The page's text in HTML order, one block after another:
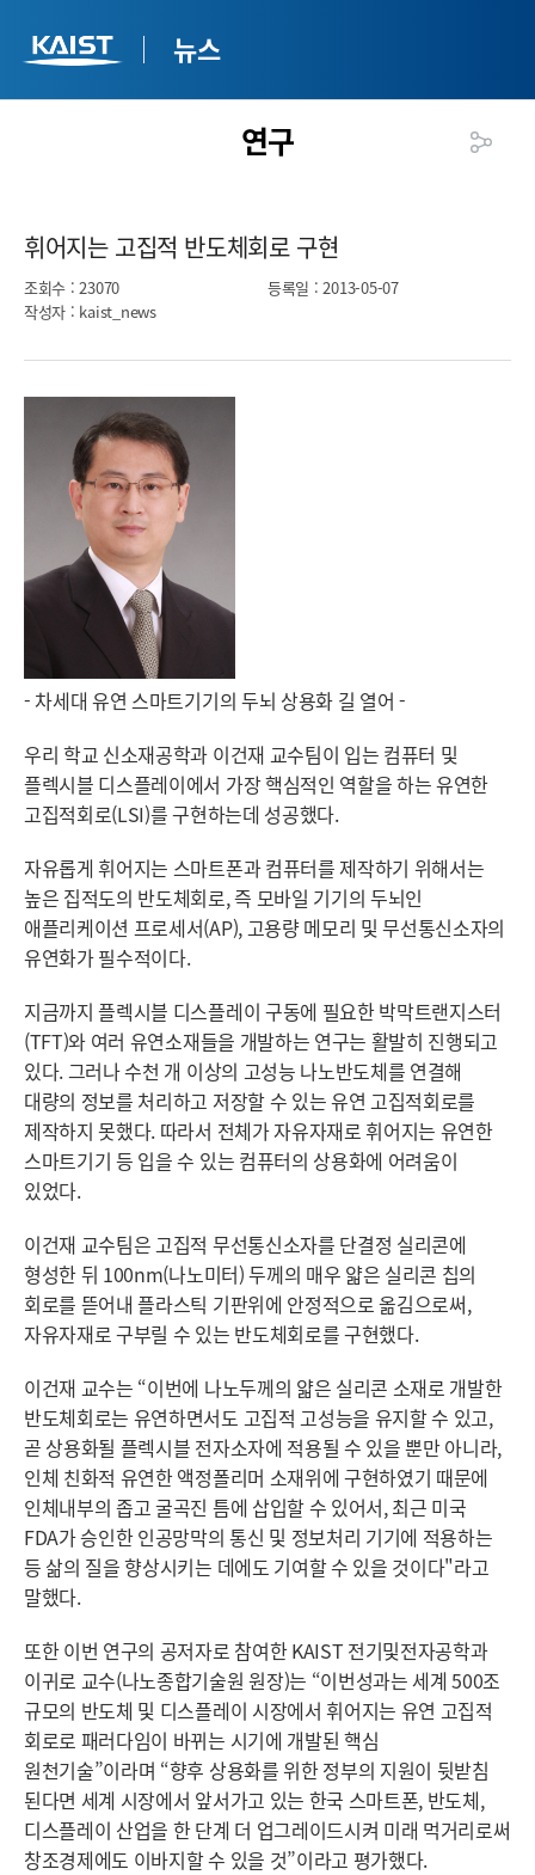
뉴스
연구
휘어지는 고집적 반도체회로 구현​
조회수 : 23070 등록일 : 2013-05-07
작성자 : kaist_news
- 차세대 유연 스마트기기의 두뇌 상용화 길 열어 -
우리 학교 신소재공학과 이건재 교수팀이 입는 컴퓨터 및
플렉시블 디스플레이에서 가장 핵심적인 역할을 하는 유연한
고집적회로(LSI)를 구현하는데 성공했다.
자유롭게 휘어지는 스마트폰과 컴퓨터를 제작하기 위해서는
높은 집적도의 반도체회로, 즉 모바일 기기의 두뇌인
애플리케이션 프로세서(AP), 고용량 메모리 및 무선통신소자의
유연화가 필수적이다.
지금까지 플렉시블 디스플레이 구동에 필요한 박막트랜지스터
(TFT)와 여러 유연소재들을 개발하는 연구는 활발히 진행되고
있다. 그러나 수천 개 이상의 고성능 나노반도체를 연결해
대량의 정보를 처리하고 저장할 수 있는 유연 고집적회로를
제작하지 못했다. 따라서 전체가 자유자재로 휘어지는 유연한
스마트기기 등 입을 수 있는 컴퓨터의 상용화에 어려움이
있었다.
이건재 교수팀은 고집적 무선통신소자를 단결정 실리콘에
형성한 뒤 100nm(나노미터) 두께의 매우 얇은 실리콘 칩의
회로를 뜯어내 플라스틱 기판위에 안정적으로 옮김으로써,
자유자재로 구부릴 수 있는 반도체회로를 구현했다.
이건재 교수는 “이번에 나노두께의 얇은 실리콘 소재로 개발한
반도체회로는 유연하면서도 고집적 고성능을 유지할 수 있고,
곧 상용화될 플렉시블 전자소자에 적용될 수 있을 뿐만 아니라,
인체 친화적 유연한 액정폴리머 소재위에 구현하였기 때문에
인체내부의 좁고 굴곡진 틈에 삽입할 수 있어서, 최근 미국
FDA가 승인한 인공망막의 통신 및 정보처리 기기에 적용하는
등 삶의 질을 향상시키는 데에도 기여할 수 있을 것이다"라고
말했다.
또한 이번 연구의 공저자로 참여한 KAIST 전기및전자공학과
이귀로 교수(나노종합기술원 원장)는 “이번성과는 세계 500조
규모의 반도체 및 디스플레이 시장에서 휘어지는 유연 고집적
회로로 패러다임이 바뀌는 시기에 개발된 핵심
원천기술”이라며 “향후 상용화를 위한 정부의 지원이 뒷받침
된다면 세계 시장에서 앞서가고 있는 한국 스마트폰, 반도체,
디스플레이 산업을 한 단계 더 업그레이드시켜 미래 먹거리로써
창조경제에도 이바지할 수 있을 것”이라고 평가했다.